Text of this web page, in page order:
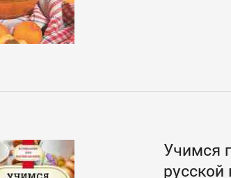
Учимся
русской